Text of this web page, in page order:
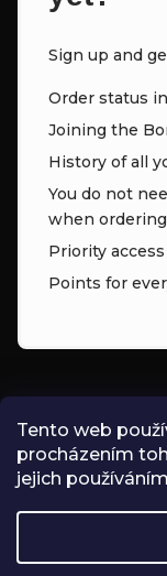
Tento web
procházením
jejich
Sign up and
Order status
Joining the
History of all
You do not
when ordering
Priority
Points for
INFO@
ZNKSHOP